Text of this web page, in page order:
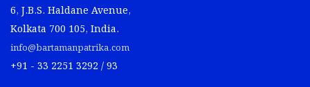
6, J.B.S. Haldane Avenue,
Kolkata 700 105, India.
info@bartamanpatrika.com
+91 - 33 2251 3292 / 93